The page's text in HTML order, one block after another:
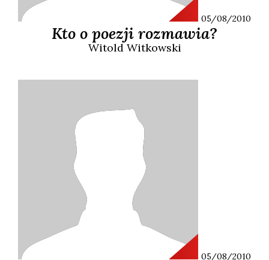
05/08/2010
Kto o poezji rozmawia?
Witold Witkowski
05/08/2010